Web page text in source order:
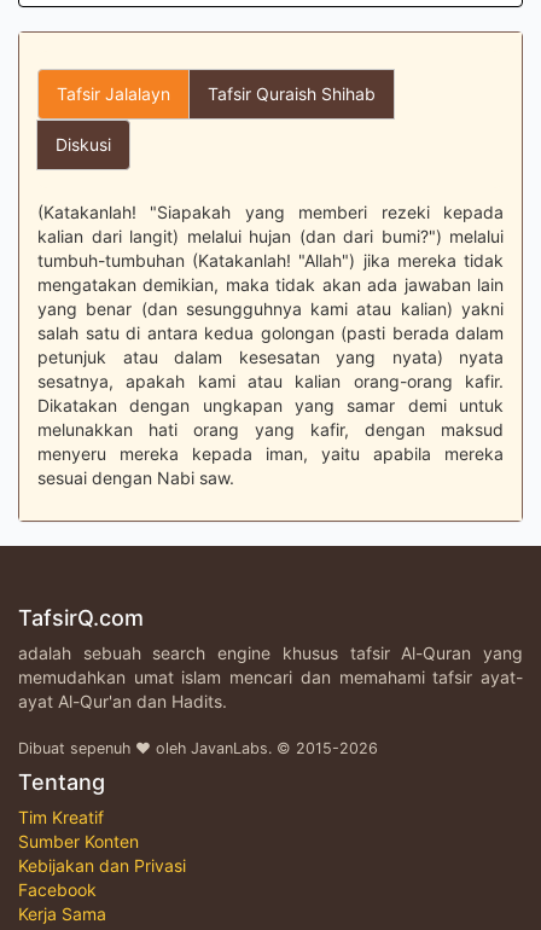
Tafsir Jalalayn Tafsir Quraish Shihab
Diskusi
(Katakanlah! "Siapakah yang memberi rezeki kepada
kalian dari langit) melalui hujan (dan dari bumi?") melalui
tumbuh-tumbuhan (Katakanlah! "Allah") jika mereka tidak
mengatakan demikian, maka tidak akan ada jawaban lain
yang benar (dan sesungguhnya kami atau kalian) yakni
salah satu di antara kedua golongan (pasti berada dalam
petunjuk atau dalam kesesatan yang nyata) nyata
sesatnya, apakah kami atau kalian orang-orang kafir.
Dikatakan dengan ungkapan yang samar demi untuk
melunakkan hati orang yang kafir, dengan maksud
menyeru mereka kepada iman, yaitu apabila mereka
sesuai dengan Nabi saw.
TafsirQ.com
adalah sebuah search engine khusus tafsir Al-Quran yang
memudahkan umat islam mencari dan memahami tafsir ayat-
ayat Al-Qur'an dan Hadits.
Dibuat sepenuh ♥ oleh JavanLabs. © 2015-2026
Tentang
Tim Kreatif
Sumber Konten
Kebijakan dan Privasi
Facebook
Kerja Sama